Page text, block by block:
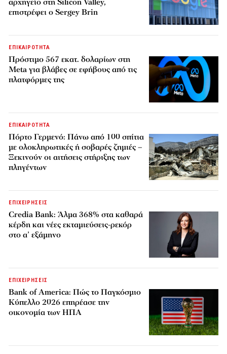
επιστρέφει ο Sergey Brin
ΕΠΙΚΑΙΡΟΤΗΤΑ
Πρόστιμο 567 εκατ. δολαρίων στη
Meta για βλάβες σε εφήβους από τις
πλατφόρμες της
ΕΠΙΚΑΙΡΟΤΗΤΑ
Πόρτο Γερμενό: Πάνω από 100 σπίτια
με ολοκληρωτικές ή σοβαρές ζημιές –
Ξεκινούν οι αιτήσεις στήριξης των
πληγέντων
ΕΠΙΧΕΙΡΗΣΕΙΣ
Credia Bank: Άλμα 368% στα καθαρά
κέρδη και νέες εκταμιεύσεις-ρεκόρ
στο α’ εξάμηνο
ΕΠΙΧΕΙΡΗΣΕΙΣ
Bank of America: Πώς το Παγκόσμιο
Κύπελλο 2026 επηρέασε την
οικονομία των ΗΠΑ